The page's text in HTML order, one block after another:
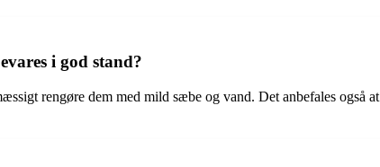
i god stand?
rengøre dem med mild sæbe og vand. Det anbefales også